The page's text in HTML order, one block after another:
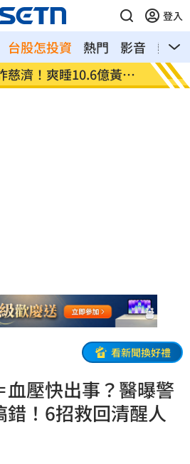
登入
台股怎投資 熱門 影音
熱搜
慈濟！爽睡10.6億黃金
台男
看新聞換好禮
血壓快出事？醫曝警
！6招救回清醒人